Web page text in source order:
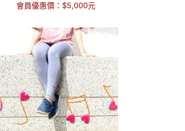
會員優惠價： $5,000元